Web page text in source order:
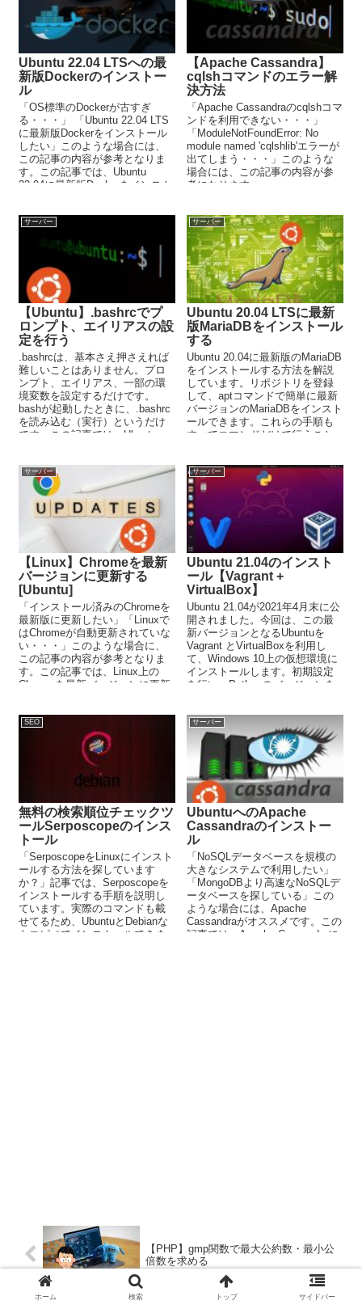
Ubuntu 22.04 LTSへの最
新版Dockerのインストー
ル
「OS標準のDockerが古すぎ
る・・・」 「Ubuntu 22.04 LTS
に最新版Dockerをインストール
したい」このような場合には、
この記事の内容が参考となりま
す。この記事では、Ubuntu
22.04に最新版Dockerをインスト
【Apache Cassandra】
cqlshコマンドのエラー解
決方法
「Apache Cassandraのcqlshコマ
ンドを利用できない・・・」
「ModuleNotFoundError: No
module named 'cqlshlib'エラーが
出てしまう・・・」このような
場合には、この記事の内容が参
考になります。
サーバー
【Ubuntu】.bashrcでプ
ロンプト、エイリアスの設
定を行う
.bashrcは、基本さえ押さえれば
難しいことはありません。プロ
ンプト、エイリアス、一部の環
境変数を設定するだけです。
bashが起動したときに、.bashrc
を読み込む（実行）というだけ
です。この記事では、Ubuntu
サーバー
Ubuntu 20.04 LTSに最新
版MariaDBをインストール
する
Ubuntu 20.04に最新版のMariaDB
をインストールする方法を解説
しています。リポジトリを登録
して、aptコマンドで簡単に最新
バージョンのMariaDBをインスト
ールできます。これらの手順も
すべてコマンドだけで行うこと
サーバー
【Linux】Chromeを最新
バージョンに更新する
[Ubuntu]
「インストール済みのChromeを
最新版に更新したい」「Linuxで
はChromeが自動更新されていな
い・・・」このような場合に、
この記事の内容が参考となりま
す。この記事では、Linux上の
Chromeを最新バージョンに更新
サーバー
Ubuntu 21.04のインスト
ール【Vagrant +
VirtualBox】
Ubuntu 21.04が2021年4月末に公
開されました。今回は、この最
新バージョンとなるUbuntuを
Vagrant とVirtualBoxを利用し
て、Windows 10上の仮想環境に
インストールします。初期設定
を行い、Pythonのバージョンを
SEO
無料の検索順位チェックツ
ールSerposcopeのインス
トール
「SerposcopeをLinuxにインスト
ールする方法を探しています
か？」記事では、Serposcopeを
インストールする手順を説明し
ています。実際のコマンドも載
せてるため、UbuntuとDebianな
らコピペでインストールできま
サーバー
UbuntuへのApache
Cassandraのインストー
ル
「NoSQLデータベースを規模の
大きなシステムで利用したい」
「MongoDBより高速なNoSQLデ
ータベースを探している」この
ような場合には、Apache
Cassandraがオススメです。この
記事では、Apache Cassandraに
【PHP】gmp関数で最大公約数・最小公
倍数を求める
ホーム 検索 トップ サイドバー